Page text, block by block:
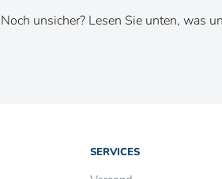
Noch unsicher? Lesen Sie unten, was
SERVICES